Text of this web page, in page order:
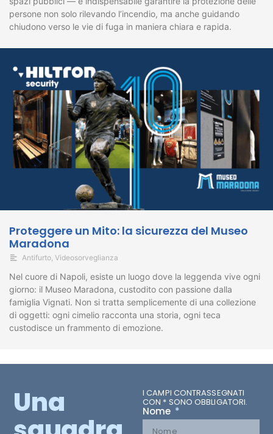
persone non solo rilevando l’incendio, ma anche guidando
chiudono verso le vie di fuga in maniera chiara e rapida.
Proteggere un Mito: la sicurezza del Museo
Maradona
Antifurto Videosorveglianza
Nel cuore di Napoli, esiste un luogo dove la leggenda vive ogni
giorno: il Museo Maradona, custodito con passione dalla
famiglia Vignati. Non si tratta semplicemente di una collezione
di oggetti: ogni cimelio racconta una storia, ogni teca
custodisce un frammento di emozione.
Una I CAMPI CONTRASSEGNATI
CON * SONO OBBLIGATORI.
Nome